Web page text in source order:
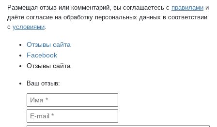
Размещая отзыв или комментарий, вы соглашаетесь с правилами и
даёте согласие на обработку персональных данных в соответствии
с условиями.
Отзывы сайта
Facebook
Отзывы сайта
Ваш отзыв: